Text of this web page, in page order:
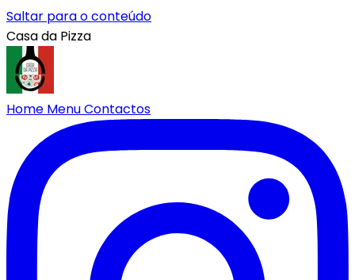
Saltar para o conteúdo
Casa da Pizza
Home MenuContactos